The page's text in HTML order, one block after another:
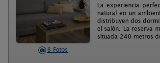
8 Fotos
La experiencia
natural en un
distribuyen dos
el salón. La reserva
situada 240 metros